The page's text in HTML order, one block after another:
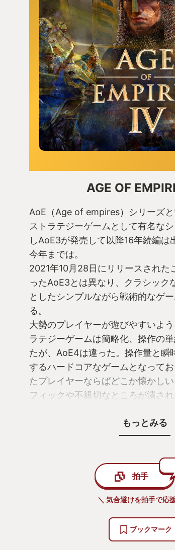
AGE OF
AoE（Age of empires）シリーズ
ストラテジーゲームとして有名な
しAoE3が発売して以降16年続編
今年までは。
2021年10月28日にリリースされた
ったAoE3とは異なり、クラシック
としたシンプルながら戦術的なゲ
る。
大勢のプレイヤーが遊びやすいよ
ラテジーゲームは簡略化、操作の
たが、AoE4は違った。操作量と瞬
するハードコアなゲームとなって
たプレイヤーならばどこか懐かし
フィックや不親切なところが潰さ
もちろん、本作から始めるのも大
ラインでの対戦だけでなく、オフ
でAIと戦ういわゆるPvEのマッチン
は怖いという方でもとっつきやす
ヤーが楽しめるゲームでないのは
人はとことんハマっていける強い
もっとみる
拍手
＼ 気合避けを拍手で応
ブックマーク